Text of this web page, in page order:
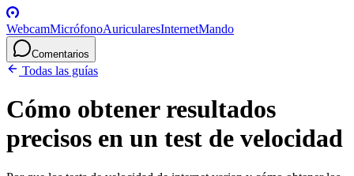
WebcamMicrófonoAuricularesInternetMando
Comentarios
Todas las guías
Cómo obtener resultados
precisos en un test de velocidad